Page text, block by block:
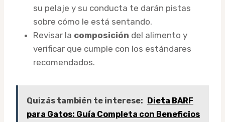
su pelaje y su conducta te darán pistas
sobre cómo le está sentando.
Revisar la composición del alimento y
verificar que cumple con los estándares
recomendados.
Quizás también te interese: Dieta BARF
para Gatos: Guía Completa con Beneficios